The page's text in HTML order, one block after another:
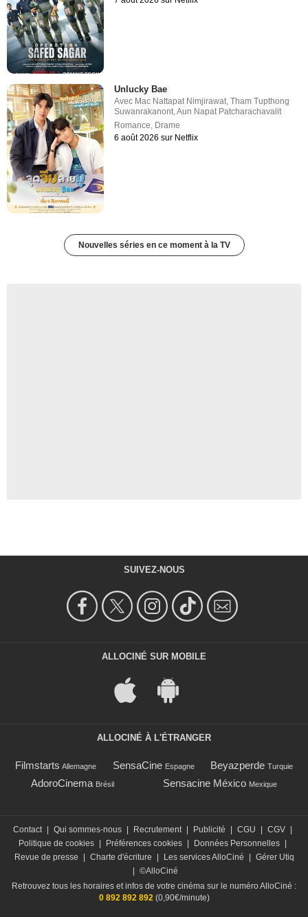
Unlucky Bae
Avec Mac Nattapat Nimjirawat,Tham Tupthong
Suwanrakanont,Aun Napat Patcharachavalit
Romance, Drame
6 août 2026 sur Netflix
Nouvelles séries en ce moment à la TV
SUIVEZ-NOUS
ALLOCINÉ SUR MOBILE
ALLOCINÉ À L'ÉTRANGER
Filmstarts Allemagne SensaCine Espagne Beyazperde Turquie
AdoroCinema Brésil Sensacine México Mexique
Contact Qui sommes-nous Recrutement Publicité CGU CGV
Politique de cookies
Préférences cookies Données Personnelles
Revue de presse
Charte d'écriture Les services AlloCiné
Gérer Utiq
©AlloCiné
Retrouvez tous les horaires et infos de votre cinéma sur le numéro AlloCiné :
0 892 892 892(0,90€/minute)